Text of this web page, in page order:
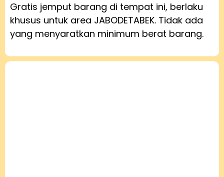
Gratis jemput barang di tempat ini, berlaku
khusus untuk area JABODETABEK. Tidak ada
yang menyaratkan minimum berat barang.